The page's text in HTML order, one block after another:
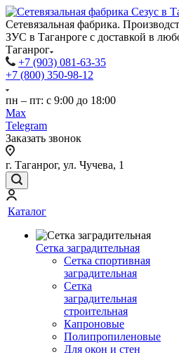
Сетевязальная фабрика.
ЗУС в Таганроге с доставкой в
Таганрог
+7 (903) 081-63-35
+7 (800) 350-98-12
пн – пт: с 9:00 до 18:00
Max
Telegram
Заказать звонок
г. Таганрог, ул. Чучева, 1
Каталог
Сетка заградительная
Сетка спортивная
заградительная
Сетка
заградительная
строительная
Капроновые
Полипропиленовые
Для окон и стен